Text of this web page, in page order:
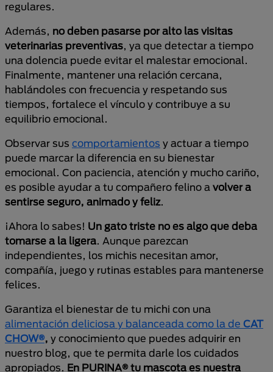
regulares.
Además, no deben pasarse por alto las visitas
veterinarias preventivas , ya que detectar a tiempo
una dolencia puede evitar el malestar emocional.
Finalmente, mantener una relación cercana,
hablándoles con frecuencia y respetando sus
tiempos, fortalece el vínculo y contribuye a su
equilibrio emocional.
Observar sus comportamientos y actuar a tiempo
puede marcar la diferencia en su bienestar
emocional. Con paciencia, atención y mucho cariño,
es posible ayudar a tu compañero felino a volver a
sentirse seguro, animado y feliz.
¡Ahora lo sabes! Un gato triste no es algo que deba
tomarse a la ligera . Aunque parezcan
independientes, los michis necesitan amor,
compañía, juego y rutinas estables para mantenerse
felices.
Garantiza el bienestar de tu michi con una
alimentación deliciosa y balanceada como la de CAT
CHOW®, y conocimiento que puedes adquirir en
nuestro blog, que te permita darle los cuidados
apropiados. En PURINA® tu mascota es nuestra